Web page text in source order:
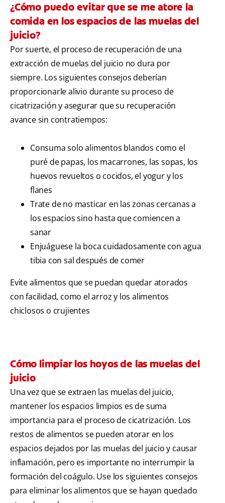
¿Cómo puedo evitar que se me atore la
comida en los espacios de las muelas del
juicio?
Por suerte, el proceso de recuperación de una
extracción de muelas del juicio no dura por
siempre. Los siguientes consejos deberían
proporcionarle alivio durante su proceso de
cicatrización y asegurar que su recuperación
avance sin contratiempos:
Consuma solo alimentos blandos como el
puré de papas, los macarrones, las sopas, los
huevos revueltos o cocidos, el yogur y los
flanes
Trate de no masticar en las zonas cercanas a
los espacios sino hasta que comiencen a
sanar
Enjuáguese la boca cuidadosamente con agua
tibia con sal después de comer
Evite alimentos que se puedan quedar atorados
con facilidad, como el arroz y los alimentos
chiclosos o crujientes
Cómo limpiar los hoyos de las muelas del
juicio
Una vez que se extraen las muelas del juicio,
mantener los espacios limpios es de suma
importancia para el proceso de cicatrización. Los
restos de alimentos se pueden atorar en los
espacios dejados por las muelas del juicio y causar
inflamación, pero es importante no interrumpir la
formación del coágulo. Use los siguientes consejos
para eliminar los alimentos que se hayan quedado